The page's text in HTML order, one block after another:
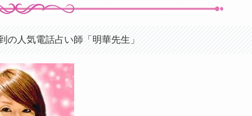
の人気電話占い師「明華先生」